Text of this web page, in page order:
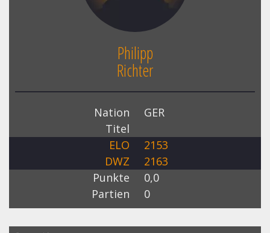
Philipp
Richter
Nation
GER
Titel
ELO
2153
DWZ
2163
Punkte
0,0
Partien
0